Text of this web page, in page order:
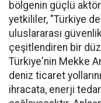
bölgenin güçlü
yetkililer, "Türkiye
uluslararası
çeşitlendiren bir
Türkiye'nin Mekke
deniz ticaret
ihracata, enerji